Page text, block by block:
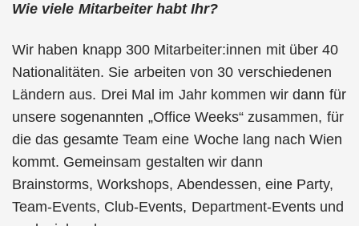
Wie viele Mitarbeiter habt Ihr?
Wir haben knapp 300 Mitarbeiter:innen mit über 40
Nationalitäten. Sie arbeiten von 30 verschiedenen
Ländern aus. Drei Mal im Jahr kommen wir dann für
unsere sogenannten „Office Weeks“ zusammen, für
die das gesamte Team eine Woche lang nach Wien
kommt. Gemeinsam gestalten wir dann
Brainstorms, Workshops, Abendessen, eine Party,
Team-Events, Club-Events, Department-Events und